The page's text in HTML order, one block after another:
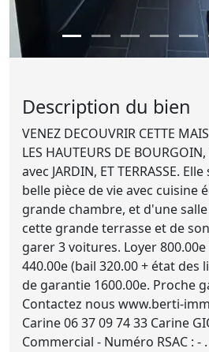
Description du bien
VENEZ DECOUVRIR CETTE
LES HAUTEURS DE
avec JARDIN, ET TERRASSE.
belle pièce de vie avec cuisine
grande chambre, et d'une
cette grande terrasse et de
garer 3 voitures. Loyer
440.00e (bail 320.00 + état des
de garantie 1600.00e. Proche
Contactez nous www.berti-
Carine 06 37 09 74 33 Carine
Commercial - Numéro RSAC : - .